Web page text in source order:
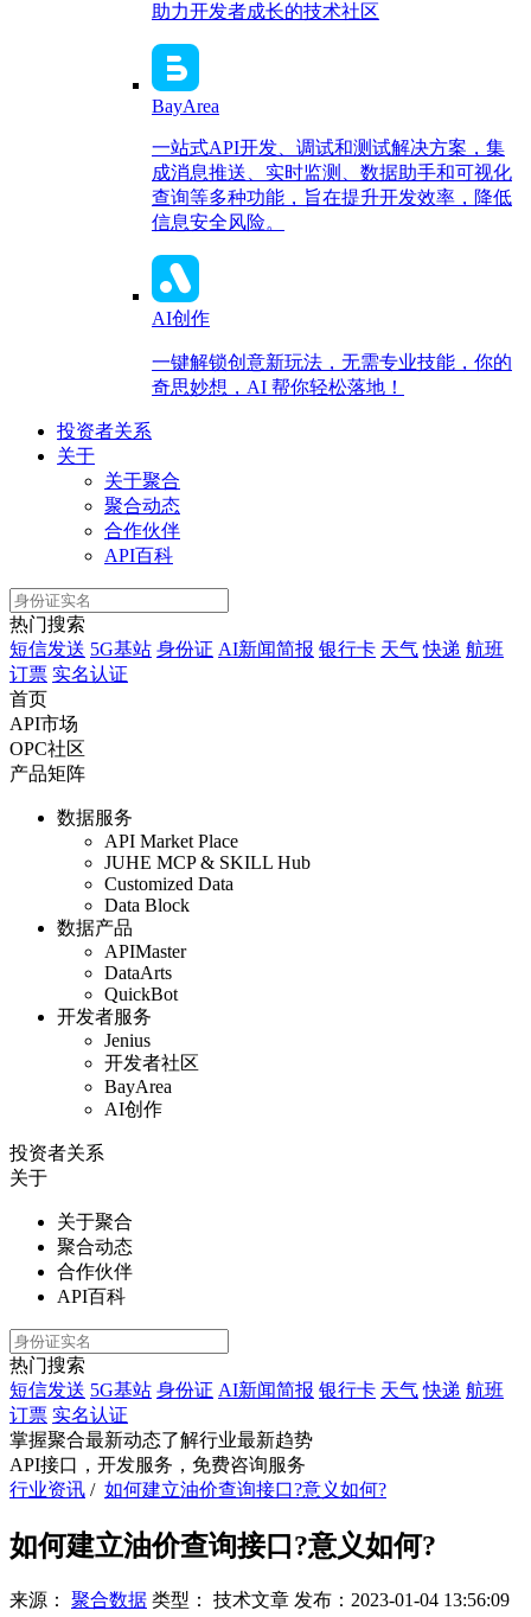
助力开发者成长的技术社区
BayArea
一站式API开发、调试和测试解决方案，集
成消息推送、实时监测、数据助手和可视化
查询等多种功能，旨在提升开发效率，降低
信息安全风险。
AI创作
一键解锁创意新玩法，无需专业技能，你的
奇思妙想，AI 帮你轻松落地！
投资者关系
关于
关于聚合
聚合动态
合作伙伴
API百科
热门搜索
短信发送 5G基站 身份证 AI新闻简报 银行卡 天气 快递 航班
订票 实名认证
首页
API市场
OPC社区
产品矩阵
数据服务
API Market Place
JUHE MCP & SKILL Hub
Customized Data
Data Block
数据产品
APIMaster
DataArts
QuickBot
开发者服务
Jenius
开发者社区
BayArea
AI创作
投资者关系
关于
关于聚合
聚合动态
合作伙伴
API百科
热门搜索
短信发送 5G基站 身份证 AI新闻简报 银行卡 天气 快递 航班
订票 实名认证
掌握聚合最新动态了解行业最新趋势
API接口，开发服务，免费咨询服务
行业资讯 / 如何建立油价查询接口?意义如何?
如何建立油价查询接口?意义如何?
来源： 聚合数据 类型： 技术文章 发布： 2023-01-04 13:56:09